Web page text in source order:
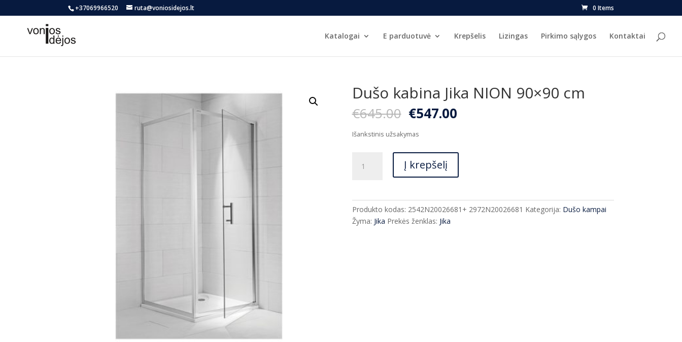
+37069966520 ruta@voniosidejos.lt 0 Items
Katalogai E parduotuvė Krepšelis Lizingas Pirkimo sąlygos Kontaktai
Dušo kabina Jika NION 90×90 cm
€645.00 Original
price
was:
€645.00.
€547.00Current
€547.00.
Išankstinis užsakymas
kiekis:
NION
90x90
Į krepšelį
Produkto kodas: 2542N20026681+ 2972N20026681 Kategorija: Dušo kampai
Žyma: Jika Prekės ženklas: Jika